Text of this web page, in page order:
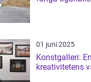
01 juni 2025
Konstgalleri:
kreativitetens